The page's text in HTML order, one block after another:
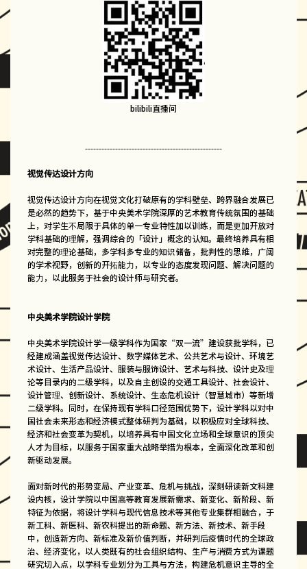
bilibili直播间
--------------------------------------------------
视觉传达设计方向
视觉传达设计方向在视觉文化打破原有的学科壁垒、跨界融合发展已
是必然的趋势下，基于中央美术学院深厚的艺术教育传统氛围的基础
上，对学生不局限于具体的单一专业特性加以训练，而是更加开放对
学科基础的理解，强调综合的「设计」概念的认知。最终培养具有相
对完整的理论基础，多学科多专业的知识储备，批判性的思维，广阔
的学术视野，创新的开拓能力，以专业的态度发现问题、解决问题的
能力，以此服务于社会的设计师与研究者。
中央美术学院设计学院
中央美术学院设计学一级学科作为国家“双一流”建设获批学科，已
经建成涵盖视觉传达设计、数字媒体艺术、公共艺术与设计、环境艺
术设计、生活产品设计、服装与服饰设计、艺术与科技、设计史及理
论等目录内的二级学科，以及自主创设的交通工具设计、社会设计、
设计管理、创新设计、系统设计、生态危机设计（智慧城市）等新增
二级学科。同时，在保持现有学科口径范围优势下，设计学科以对中
国社会未来形态和经济模式整体研判为基础，以积极应对全球科技、
经济和社会变革为契机，以培养具有中国文化立场和全球意识的顶尖
人才为目标，以服务于国家重大战略举措为根本，全面深化改革和创
新驱动发展。
面对新时代的形势变局、产业变革、危机与挑战，深刻研读新文科建
设内核，设计学院以中国高等教育发展新需求、新变化、新阶段、新
特征为依据，将设计学科与现代信息技术等其他专业集群相融合，于
新工科、新医科、新农科提出的新命题、新方法、新技术、新手段
中，创造新方向、新标准及新价值判断，并研判后疫情时代的全球政
治、经济变化，以人类既有的社会组织结构、生产与消费方式为课题
研究切入点，以学科专业划分为工具与方法，构建危机意识主导的全